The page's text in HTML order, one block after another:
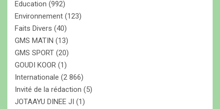
Education (992)
Environnement (123)
Faits Divers (40)
GMS MATIN (13)
GMS SPORT (20)
GOUDI KOOR (1)
Internationale (2 866)
Invité de la rédaction (5)
JOTAAYU DINEE JI (1)